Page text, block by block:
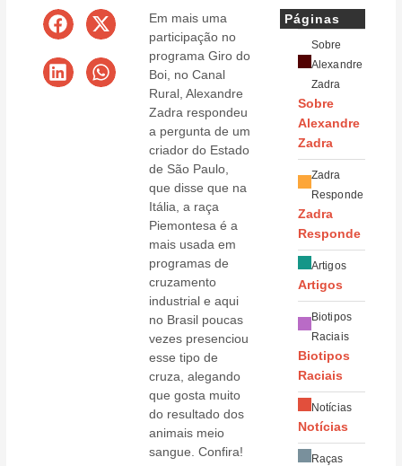
Em mais uma
participação no
programa Giro do
Boi, no Canal
Rural, Alexandre
Zadra respondeu
a pergunta de um
criador do Estado
de São Paulo,
que disse que na
Itália, a raça
Piemontesa é a
mais usada em
programas de
cruzamento
industrial e aqui
no Brasil poucas
vezes presenciou
esse tipo de
cruza, alegando
que gosta muito
do resultado dos
animais meio
sangue. Confira!
Páginas
Sobre
Alexandre
Zadra
Sobre
Alexandre
Zadra
Zadra
Responde
Zadra
Responde
Artigos
Artigos
Biotipos
Raciais
Biotipos
Raciais
Notícias
Notícias
Raças